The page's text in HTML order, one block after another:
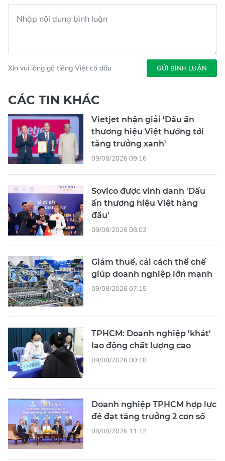
Xin vui lòng gõ tiếng Việt có dấu GỬI BÌNH LUẬN
CÁC TIN KHÁC
Vietjet nhận giải 'Dấu ấn
thương hiệu Việt hướng tới
tăng trưởng xanh'
09/08/2026 09:16
Sovico được vinh danh 'Dấu
ấn thương hiệu Việt hàng
đầu'
09/08/2026 08:02
Giảm thuế, cải cách thể chế
giúp doanh nghiệp lớn mạnh
09/08/2026 07:15
TPHCM: Doanh nghiệp 'khát'
lao động chất lượng cao
09/08/2026 00:18
Doanh nghiệp TPHCM hợp lực
để đạt tăng trưởng 2 con số
08/08/2026 11:12